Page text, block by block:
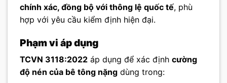
chính xác, đồng bộ với thông lệ quốc tế, phù
hợp với yêu cầu kiểm định hiện đại.
Phạm vi áp dụng
TCVN 3118:2022 áp dụng để xác định cường
độ nén của bê tông nặng dùng trong: